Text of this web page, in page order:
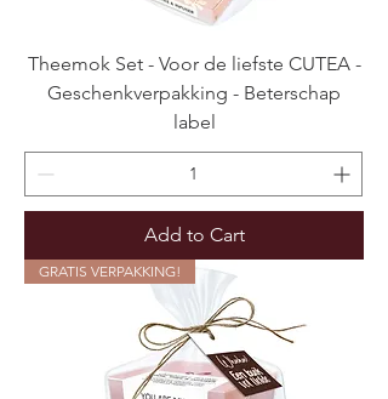
Theemok Set - Voor de liefste CUTEA -
Geschenkverpakking - Beterschap
label
Add to Cart
GRATIS VERPAKKING!